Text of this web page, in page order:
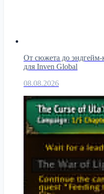
От сюжета до
для Inven Global
08.08.2026